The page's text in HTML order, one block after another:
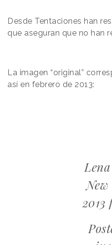
Desde Tentaciones han
que aseguran que no han
La imagen “original”
así en febrero de 2013: